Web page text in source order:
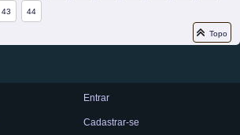
43 44
Topo
Entrar
Cadastrar-se